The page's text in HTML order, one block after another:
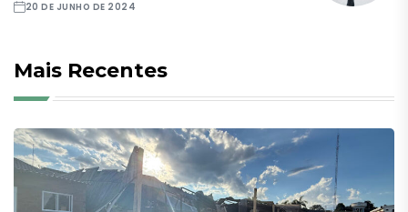
20 DE JUNHO DE 2024
Mais Recentes